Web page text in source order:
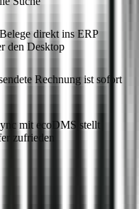
direkt ins ERP
den Desktop
Rechnung ist sofort
mit ecoDMS stellt
zufrieden